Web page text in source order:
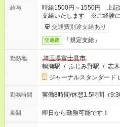
給与
時給1500円～1550円 上記
支給いたします ※ご経験
時給の1.25倍です！
交通費別途支給あり
交通費 「規定支給」
勤務地
埼玉県富士見市
鶴瀬駅 / ふじみ野駅 / 志
ジャーナルスタンダード
勤務時間 実働8時間/休憩1.5時間（
期間 即日から勤務可能です！